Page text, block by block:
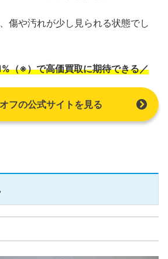
傷や汚れが少し見られる状態でし
（※）で高価買取に期待できる／
フの公式サイトを見る